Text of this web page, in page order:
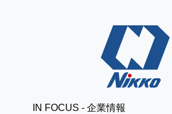
IN FOCUS - 企業情報